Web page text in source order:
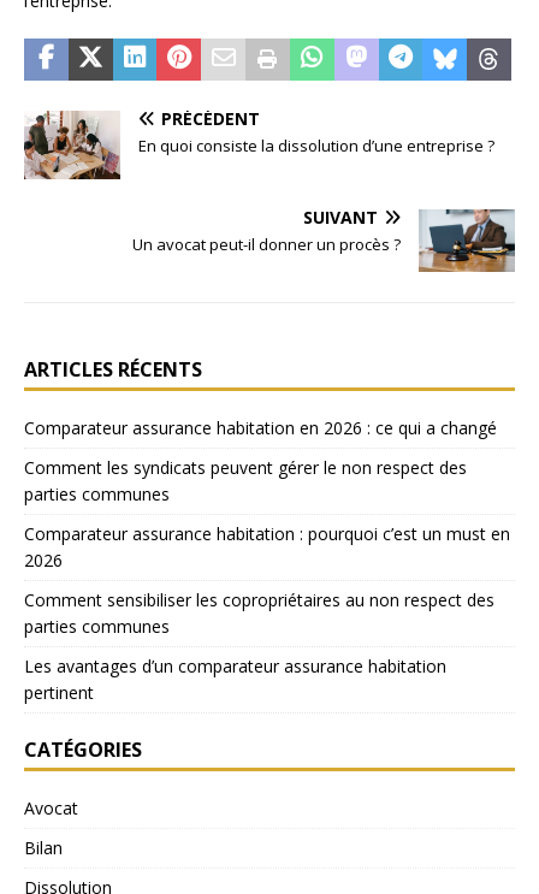
PRÉCÉDENT
En quoi consiste la dissolution d’une entreprise ?
SUIVANT
Un avocat peut-il donner un procès ?
ARTICLES RÉCENTS
Comparateur assurance habitation en 2026 : ce qui a changé
Comment les syndicats peuvent gérer le non respect des
parties communes
Comparateur assurance habitation : pourquoi c’est un must en
2026
Comment sensibiliser les copropriétaires au non respect des
parties communes
Les avantages d’un comparateur assurance habitation
pertinent
CATÉGORIES
Avocat
Bilan
Dissolution